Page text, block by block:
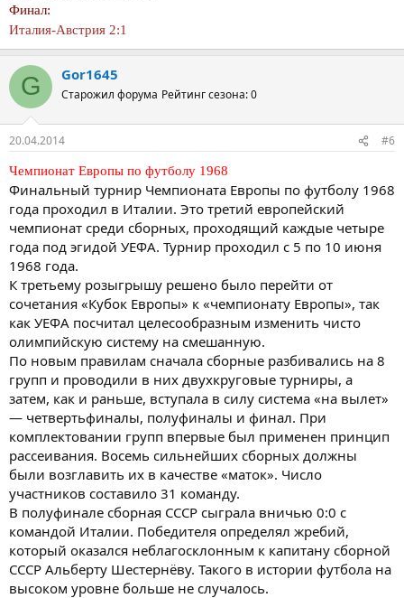
Финал:
Италия-Австрия 2:1
G Gor1645
Старожил форума Рейтинг сезона: 0
20.04.2014 #6
Чемпионат Европы по футболу 1968
Финальный турнир Чемпионата Европы по футболу 1968
года проходил в Италии. Это третий европейский
чемпионат среди сборных, проходящий каждые четыре
года под эгидой УЕФА. Турнир проходил с 5 по 10 июня
1968 года.
К третьему розыгрышу решено было перейти от
сочетания «Кубок Европы» к «чемпионату Европы», так
как УЕФА посчитал целесообразным изменить чисто
олимпийскую систему на смешанную.
По новым правилам сначала сборные разбивались на 8
групп и проводили в них двухкруговые турниры, а
затем, как и раньше, вступала в силу система «на вылет»
— четвертьфиналы, полуфиналы и финал. При
комплектовании групп впервые был применен принцип
рассеивания. Восемь сильнейших сборных должны
были возглавить их в качестве «маток». Число
участников составило 31 команду.
В полуфинале сборная СССР сыграла вничью 0:0 с
командой Италии. Победителя определял жребий,
который оказался неблагосклонным к капитану сборной
СССР Альберту Шестернёву. Такого в истории футбола на
высоком уровне больше не случалось.